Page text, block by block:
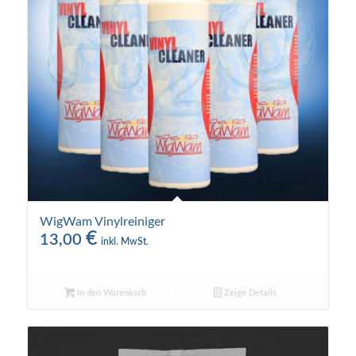
WigWam Vinylreiniger
13,00 € inkl. MwSt.
In den Warenkorb Zeige Details